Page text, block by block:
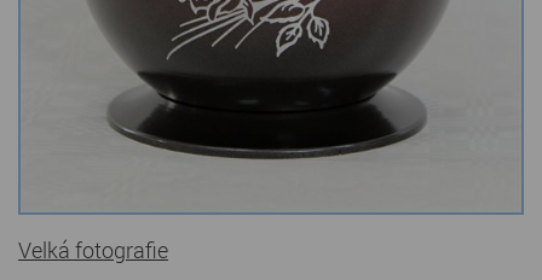
Velká fotografie